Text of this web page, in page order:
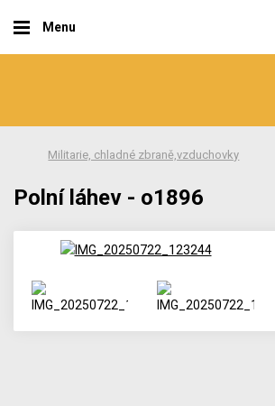
Menu
Militarie, chladné zbraně,vzduchovky
Polní láhev - o1896